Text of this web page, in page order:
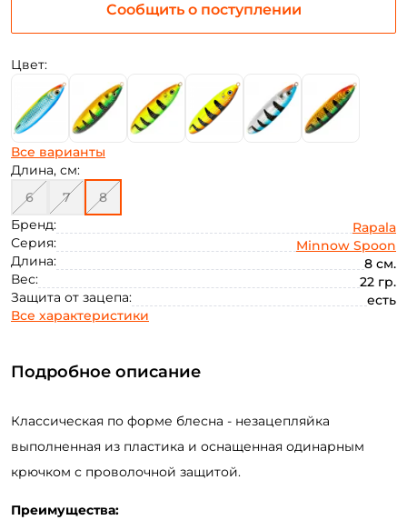
Цвет:
Все варианты
Длина, см:
6
7
8
Бренд:
Rapala
Серия:
Minnow Spoon
Длина:
8 см.
Вес:
22 гр.
Защита от зацепа:
есть
Все характеристики
Сообщить о поступлении
Подробное описание
Классическая по форме блесна - незацепляйка
выполненная из пластика и оснащенная одинарным
крючком с проволочной защитой.
Преимущества: